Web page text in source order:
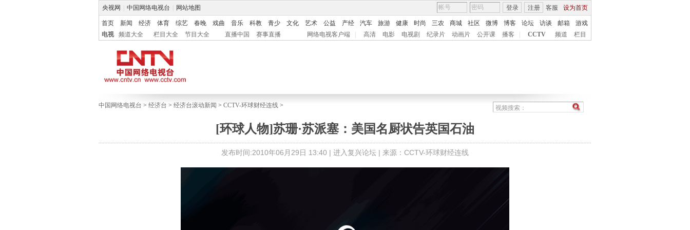
央视网 中国网络电视台 网站地图 客服 设为首页
登录 注册
首页 新闻 经济 体育 综艺 春晚 戏曲 音乐 科教 青少 文化 艺术 公益 产经 汽车 旅游 健康 时尚 三农 商城 社区 微博 博客 论坛 访谈 邮箱
游戏
电视
频道大全 栏目大全 节目大全 直播中国 赛事直播 网络电视客户端 高清 电影 电视剧 纪录片 动画片 公开课 播客 CCTV 频道 栏目
中国网络电视台 > 经济台 > 经济台滚动新闻 > CCTV-环球财经连线 >
[环球人物]苏珊·苏派塞：美国名厨状告英国石油
发布时间:2010年06月29日 13:40 | 进入复兴论坛 | 来源：CCTV-环球财经连线